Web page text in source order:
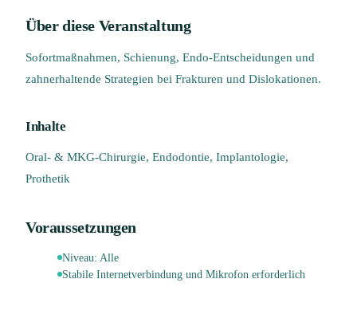
Über diese Veranstaltung
Sofortmaßnahmen, Schienung, Endo-Entscheidungen und
zahnerhaltende Strategien bei Frakturen und Dislokationen.
Inhalte
Oral- & MKG-Chirurgie, Endodontie, Implantologie,
Prothetik
Voraussetzungen
Niveau: Alle
Stabile Internetverbindung und Mikrofon erforderlich